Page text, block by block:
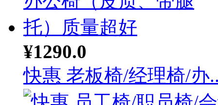
¥1290.0
快惠 老板椅/经理椅/办